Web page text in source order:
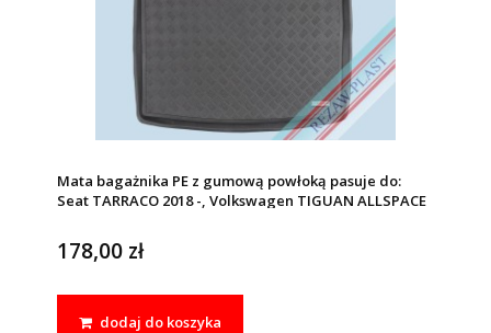
Mata bagażnika PE z gumową powłoką pasuje do:
Seat TARRACO 2018 -, Volkswagen TIGUAN ALLSPACE
178,00 zł
dodaj do koszyka